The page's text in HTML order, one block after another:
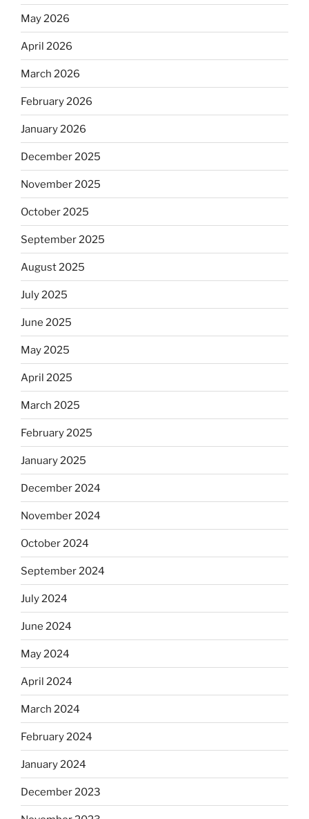
May 2026
April 2026
March 2026
February 2026
January 2026
December 2025
November 2025
October 2025
September 2025
August 2025
July 2025
June 2025
May 2025
April 2025
March 2025
February 2025
January 2025
December 2024
November 2024
October 2024
September 2024
July 2024
June 2024
May 2024
April 2024
March 2024
February 2024
January 2024
December 2023